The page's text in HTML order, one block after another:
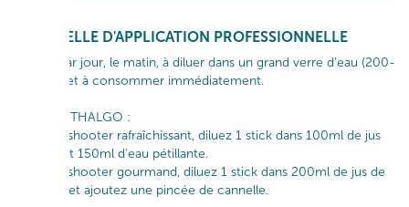
GESTUELLE D'APPLICATION PROFESSIONNELLE
1 stick par jour, le matin, à diluer dans un grand verre d’eau (200-
250 ml) et à consommer immédiatement.
ASTUCE THALGO :
Pour un shooter rafraîchissant, diluez 1 stick dans 100ml de jus
de kiwi et 150ml d'eau pétillante.
Pour un shooter gourmand, diluez 1 stick dans 200ml de jus de
pomme et ajoutez une pincée de cannelle.